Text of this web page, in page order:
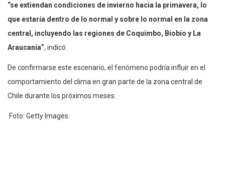
“se extiendan condiciones de invierno hacia la primavera, lo
que estaría dentro de lo normal y sobre lo normal en la zona
central, incluyendo las regiones de Coquimbo, Biobío y La
Araucanía”, indicó.
De confirmarse este escenario, el fenómeno podría influir en el
comportamiento del clima en gran parte de la zona central de
Chile durante los próximos meses.
Foto: Getty Images.